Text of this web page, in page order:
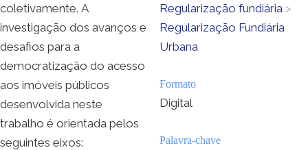
coletivamente. A
investigação dos avanços e
desafios para a
democratização do acesso
aos imóveis públicos
desenvolvida neste
trabalho é orientada pelos
seguintes eixos:
Regularização fundiária >
Regularização Fundiária
Urbana
Formato
Digital
Palavra-chave